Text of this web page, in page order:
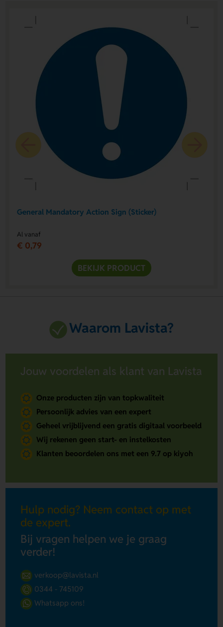
General Mandatory Action Sign (Sticker)
Al vanaf
€ 0,79
BEKIJK PRODUCT
Waarom Lavista?
Jouw voordelen als klant van Lavista
Onze producten zijn van topkwaliteit
Persoonlijk advies van een expert
Geheel vrijblijvend een gratis digitaal voorbeeld
Wij rekenen geen start- en instelkosten
Klanten beoordelen ons met een 9.7 op kiyoh
Hulp nodig? Neem contact op met
de expert.
Bij vragen helpen we je graag
verder!
verkoop@lavista.nl
0344 - 745109
Whatsapp ons!